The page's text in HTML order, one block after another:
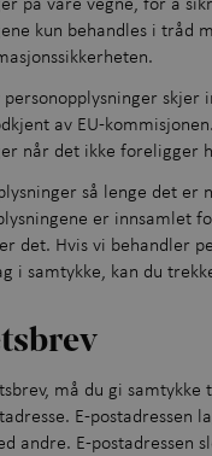
kun behandles i tråd
skjer
av EU-
når det ikke foreligger
så lenge det er
er innsamlet
det. Hvis vi behandler
i samtykke, kan du
må du gi samtykke
E-postadressen
andre. E-postadressen